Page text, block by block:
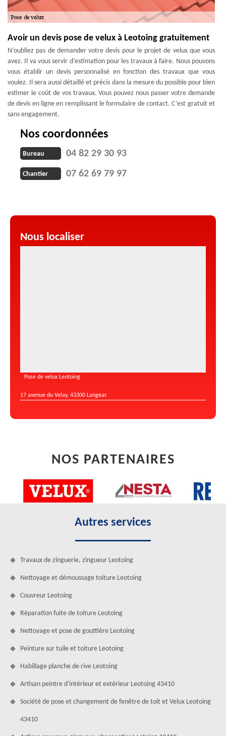
Avoir un devis pose de velux à Leotoing gratuitement
N’oubliez pas de demander votre devis pour le projet de velux que vous
avez. Il va vous servir d’estimation pour les travaux à faire. Nous pouvons
vous établir un devis personnalisé en fonction des travaux que vous
voulez. Il sera aussi détaillé et précis dans la mesure du possible pour bien
estimer le coût de vos travaux. Vous pouvez nous passer votre demande
de devis en ligne en remplissant le formulaire de contact. C’est gratuit et
sans engagement.
Nos coordonnées
Bureau 04 82 29 30 93
Chantier 07 62 69 79 97
Nous localiser
Pose de velux Leotoing
17 avenue du Velay, 43300 Langeac
NOS PARTENAIRES
Autres services
Travaux de zinguerie, zingueur Leotoing
Nettoyage et démoussage toiture Leotoing
Couvreur Leotoing
Réparation fuite de toiture Leotoing
Nettoyage et pose de gouttière Leotoing
Peinture sur tuile et toiture Leotoing
Habillage planche de rive Leotoing
Artisan peintre d'intérieur et extérieur Leotoing 43410
Société de pose et changement de fenêtre de toit et Velux Leotoing
43410